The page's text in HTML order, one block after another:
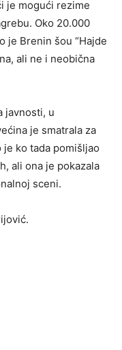
je mogući rezime
Oko 20.000
je Brenin šou “Hajde
ali ne i neobična
javnosti, u
je smatrala za
ko tada pomišljao
ali ona je pokazala
sceni.